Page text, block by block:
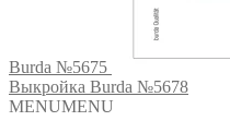
Burda №5675
Выкройка Burda №5678
MENUMENU